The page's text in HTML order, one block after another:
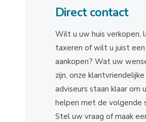
Direct contact
Wilt u uw huis verkopen,
taxeren of wilt u juist een
aankopen? Wat uw
zijn, onze klantvriendelijke
adviseurs staan klaar om
helpen met de volgende
Stel uw vraag of maak